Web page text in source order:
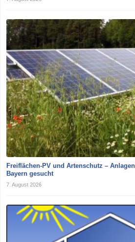
Freiflächen-PV und Artenschutz –
Bayern gesucht
7. August 2026